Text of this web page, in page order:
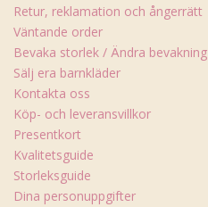
Retur, reklamation och ångerrätt
Väntande order
Bevaka storlek / Ändra bevakning
Sälj era barnkläder
Kontakta oss
Köp- och leveransvillkor
Presentkort
Kvalitetsguide
Storleksguide
Dina personuppgifter